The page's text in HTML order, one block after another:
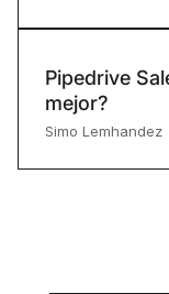
Pipedrive
mejor?
Simo Lemhandez